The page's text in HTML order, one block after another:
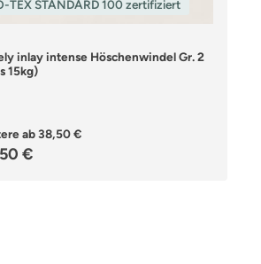
TEX STANDARD 100 zertifiziert
inlay intense Höschenwindel Gr. 2
15kg)
ab38,50 €
Preis:
€